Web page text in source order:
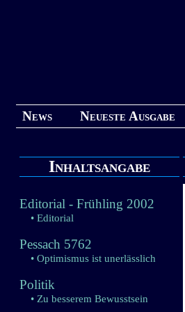
News Neueste Ausgabe
Inhaltsangabe
Editorial - Frühling 2002
• Editorial
Pessach 5762
• Optimismus ist unerlässlich
Politik
• Zu besserem Bewusstsein